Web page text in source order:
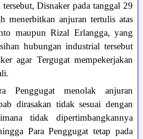
tersebut, Disnaker pada tanggal 29
menerbitkan anjuran tertulis atas
maupun Rizal Erlangga, yang
hubungan industrial tersebut
agar Tergugat mempekerjakan
Penggugat menolak anjuran
dirasakan tidak sesuai dengan
tidak dipertimbangkannya
Para Penggugat tetap pada